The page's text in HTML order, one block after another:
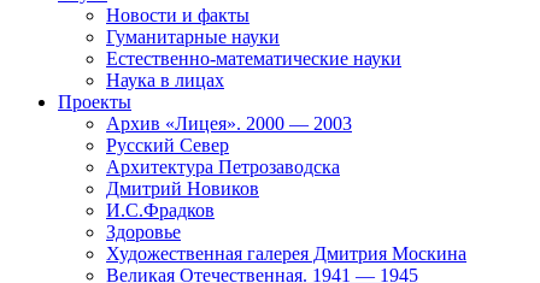
Новости и факты
Гуманитарные науки
Естественно-математические науки
Наука в лицах
Проекты
Архив «Лицея». 2000 — 2003
Русский Север
Архитектура Петрозаводска
Дмитрий Новиков
И.С.Фрадков
Здоровье
Художественная галерея Дмитрия Москина
Великая Отечественная. 1941 — 1945